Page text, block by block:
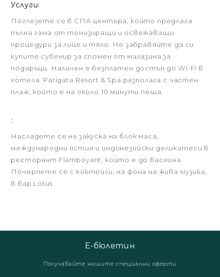
Услуги:
Поглезете се в СПА центъра, който предлага
пълна гама от тонизиращи и освежаващи
процедури за лице и тяло. Не забравяйте да си
купите сувенир за спомен от магазина за
подаръци. Наличен е безплатен достъп до Wi-Fi в
хотела. Parigata Resort & Spa разполага с частен
плаж, който е на около 10 минути пеша.
:
Насладете се на закуска на блок маса,
международни ястия и индонезийски деликатеси в
ресторант Flamboyant, който е до басейна.
Почерпете се с коктейли, на фона на жива музика,
в бар Lotus.
Е-бюлетин
Получавайте нашите специални оферти